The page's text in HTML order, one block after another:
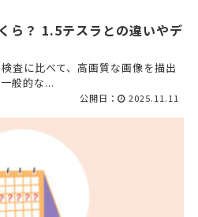
ら？ 1.5テスラとの違いやデ
査に比べて、高画質な画像を描出
般的な...
公開日： 2025.11.11